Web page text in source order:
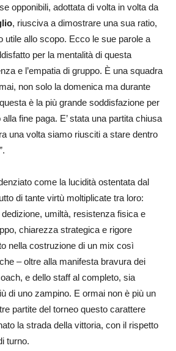
opponibili, adottata di volta in volta da
, riusciva a dimostrare una sua ratio,
utile allo scopo. Ecco le sue parole a
per la mentalità di questa
e l’empatia di gruppo. È una squadra
non solo la domenica ma durante
è la più grande soddisfazione per
fine paga. E’ stata una partita chiusa
una volta siamo riusciti a stare dentro
come la lucidità ostentata dal
di tante virtù moltiplicate tra loro:
umiltà, resistenza fisica e
chiarezza strategica e rigore
nella costruzione di un mix così
– oltre alla manifesta bravura dei
e dello staff al completo, sia
di uno zampino. E ormai non è più un
partite del torneo questo carattere
la strada della vittoria, con il rispetto
turno.